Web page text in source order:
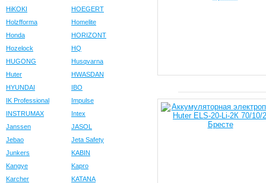
HiKOKI
HOEGERT
Holzfforma
Homelite
Honda
HORIZONT
Hozelock
HQ
HUGONG
Husqvarna
Huter
HWASDAN
HYUNDAI
IBO
IK Professional
Impulse
INSTRUMAX
Intex
Janssen
JASOL
Jebao
Jeta Safety
Junkers
KABIN
Kangye
Kapro
Karcher
KATANA